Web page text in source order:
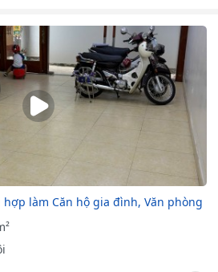
làm Căn hộ gia đình, Văn phòng